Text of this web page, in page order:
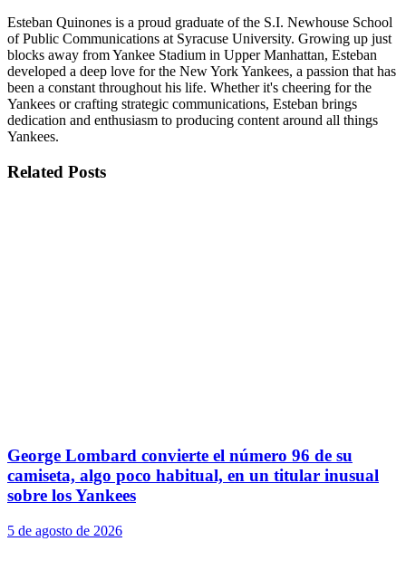
Esteban Quinones is a proud graduate of the S.I. Newhouse School
of Public Communications at Syracuse University. Growing up just
blocks away from Yankee Stadium in Upper Manhattan, Esteban
developed a deep love for the New York Yankees, a passion that has
been a constant throughout his life. Whether it's cheering for the
Yankees or crafting strategic communications, Esteban brings
dedication and enthusiasm to producing content around all things
Yankees.
Related Posts
George Lombard convierte el número 96 de su
camiseta, algo poco habitual, en un titular inusual
sobre los Yankees
5 de agosto de 2026